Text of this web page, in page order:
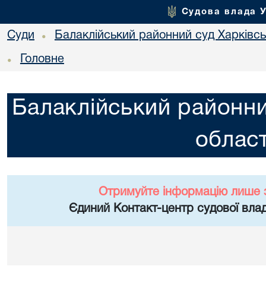
Судова влада
Суди • Балаклійський районний суд
• Головне
Балаклійський
Отримуйте інформацію лише
Єдиний Контакт-центр судової